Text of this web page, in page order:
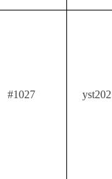
#1027